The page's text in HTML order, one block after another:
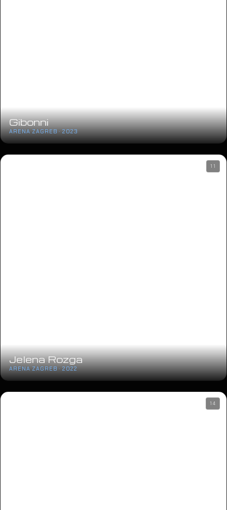
Gibonni
ARENA ZAGREB · 2023
Jelena Rozga
ARENA ZAGREB · 2022
11
14